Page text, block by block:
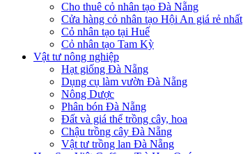
Cho thuê cỏ nhân tạo Đà Nẵng
Cửa hàng cỏ nhân tạo Hội An giá rẻ nhất
Cỏ nhân tạo tại Huế
Cỏ nhân tạo Tam Kỳ
Vật tư nông nghiệp
Hạt giống Đà Nẵng
Dụng cụ làm vườn Đà Nẵng
Nông Dược
Phân bón Đà Nẵng
Đất và giá thể trồng cây, hoa
Chậu trồng cây Đà Nẵng
Vật tư trồng lan Đà Nẵng